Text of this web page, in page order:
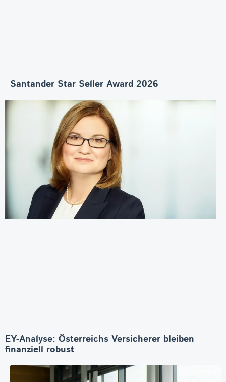
Santander Star Seller Award 2026
EY-Analyse: Österreichs Versicherer bleiben
finanziell robust